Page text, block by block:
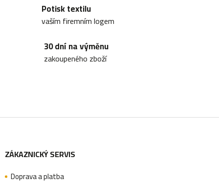
c
Potisk textilu
vaším firemním logem
30 dní na výměnu
zakoupeného zboží
áZÁKAZNICKÝ SERVIS
Doprava a platba